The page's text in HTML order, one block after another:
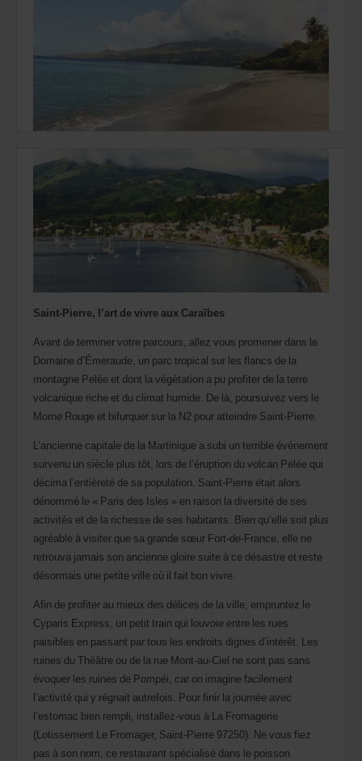
Saint-Pierre, l’art de vivre aux Caraïbes
Avant de terminer votre parcours, allez vous promener dans le
Domaine d’Émeraude, un parc tropical sur les flancs de la
montagne Pelée et dont la végétation a pu profiter de la terre
volcanique riche et du climat humide. De là, poursuivez vers le
Morne Rouge et bifurquer sur la N2 pour atteindre Saint-Pierre.
L’ancienne capitale de la Martinique a subi un terrible événement
survenu un siècle plus tôt, lors de l’éruption du volcan Pelée qui
décima l’entièreté de sa population. Saint-Pierre était alors
dénommé le « Paris des Isles » en raison la diversité de ses
activités et de la richesse de ses habitants. Bien qu’elle soit plus
agréable à visiter que sa grande sœur Fort-de-France, elle ne
retrouva jamais son ancienne gloire suite à ce désastre et reste
désormais une petite ville où il fait bon vivre.
Afin de profiter au mieux des délices de la ville, empruntez le
Cyparis Express, un petit train qui louvoie entre les rues
paisibles en passant par tous les endroits dignes d’intérêt. Les
ruines du Théâtre ou de la rue Mont-au-Ciel ne sont pas sans
évoquer les ruines de Pompéi, car on imagine facilement
l’activité qui y régnait autrefois. Pour finir la journée avec
l’estomac bien rempli, installez-vous à La Fromagerie
(Lotissement Le Fromager, Saint-Pierre 97250). Ne vous fiez
pas à son nom, ce restaurant spécialisé dans le poisson